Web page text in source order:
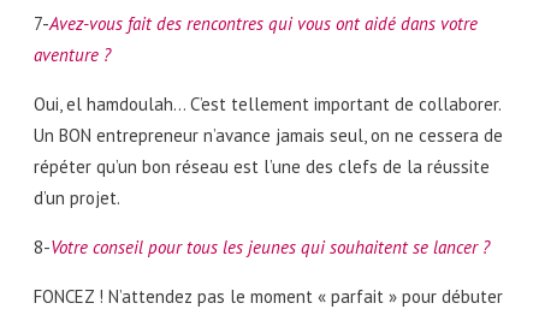
7-Avez-vous fait des rencontres qui vous ont aidé dans votre
aventure ?
Oui, el hamdoulah… C’est tellement important de collaborer.
Un BON entrepreneur n’avance jamais seul, on ne cessera de
répéter qu’un bon réseau est l’une des clefs de la réussite
d’un projet.
8-Votre conseil pour tous les jeunes qui souhaitent se lancer ?
FONCEZ ! N’attendez pas le moment « parfait » pour débuter